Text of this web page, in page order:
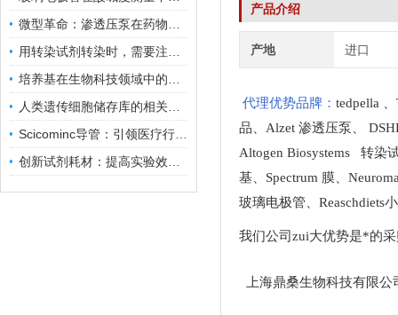
产品介绍
产地 进口
代理优势品牌： tedpella
品
Alzet 渗透压泵
Altogen Biosystems 转染
基
Spectrum 膜
玻璃电极管
Reaschdiets
我们公司zui大优势是*的
上海鼎桑生物科技有限公